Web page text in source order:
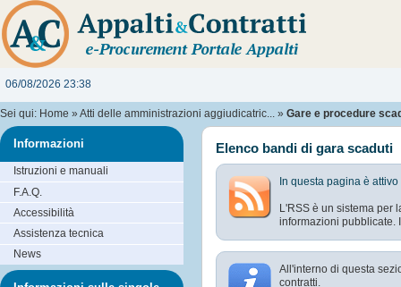
06/08/2026 23:38
Sei qui: Home » Atti delle amministrazioni aggiudicatric... » Gare e procedure
Elenco bandi di gara scaduti
In questa pagina è
L'RSS è un sistema per
informazioni pubblicate.
All'interno di questa
contratti.
Informazioni
Istruzioni e manuali
F.A.Q.
Accessibilità
Assistenza tecnica
News